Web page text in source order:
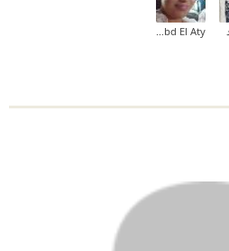
Rania Abd El Aty